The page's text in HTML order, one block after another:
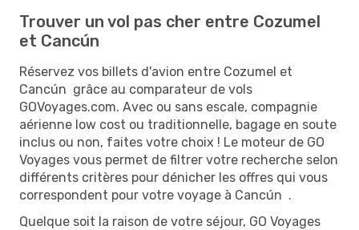
Trouver un vol pas cher entre Cozumel
et Cancún
Réservez vos billets d'avion entre Cozumel et
Cancún grâce au comparateur de vols
GOVoyages.com. Avec ou sans escale, compagnie
aérienne low cost ou traditionnelle, bagage en soute
inclus ou non, faites votre choix ! Le moteur de GO
Voyages vous permet de filtrer votre recherche selon
différents critères pour dénicher les offres qui vous
correspondent pour votre voyage à Cancún .
Quelque soit la raison de votre séjour, GO Voyages